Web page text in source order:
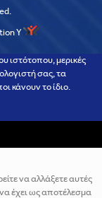
Y
ιστότοπου, μερικές
σας, τα
κάνουν το ίδιο.
να αλλάξετε αυτές
έχει ως αποτέλεσμα